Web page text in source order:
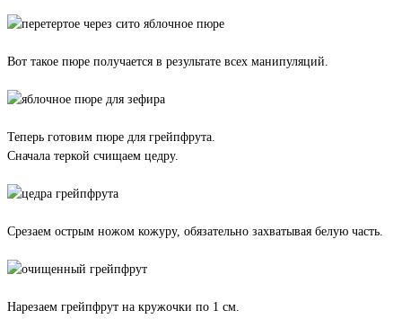
Вот такое пюре получается в результате всех манипуляций.
Теперь готовим пюре для грейпфрута.
Сначала теркой счищаем цедру.
Срезаем острым ножом кожуру, обязательно захватывая белую часть.
Нарезаем грейпфрут на кружочки по 1 см.